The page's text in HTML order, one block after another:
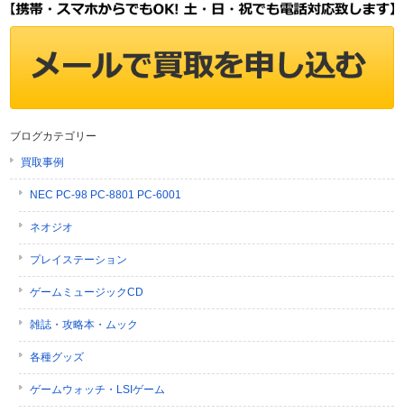
ブログカテゴリー
買取事例
NEC PC-98 PC-8801 PC-6001
ネオジオ
プレイステーション
ゲームミュージックCD
雑誌・攻略本・ムック
各種グッズ
ゲームウォッチ・LSIゲーム